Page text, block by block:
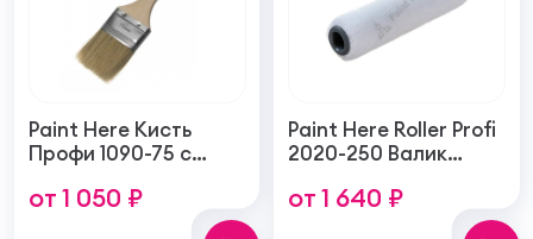
Paint Here Кисть
Профи 1090-75 с
щетиной плоская
от 1 050 ₽
Paint Here Roller Profi
2020-250 Валик
тонкую гладкую
структуру покрытия
от 1 640 ₽